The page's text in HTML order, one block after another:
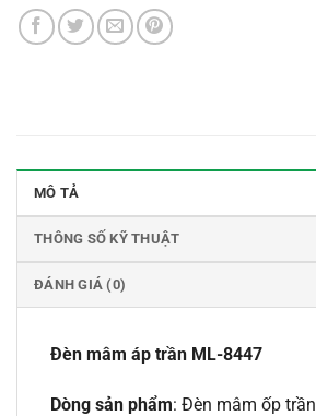
MÔ TẢ
THÔNG SỐ KỸ THUẬT
ĐÁNH GIÁ (0)
Đèn mâm áp trần ML-8447
Dòng sản phẩm: Đèn mâm ốp trần